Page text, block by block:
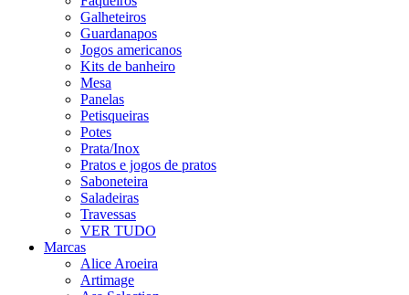
Galheteiros
Guardanapos
Jogos americanos
Kits de banheiro
Mesa
Panelas
Petisqueiras
Potes
Prata/Inox
Pratos e jogos de pratos
Saboneteira
Saladeiras
Travessas
VER TUDO
Marcas
Alice Aroeira
Artimage